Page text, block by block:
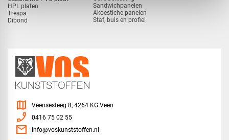
HPL platen
Trespa
Dibond
Sandwichpanelen
Akoestiche panelen
Staf, buis en profiel
map Veensesteeg 8, 4264 KG Veen
phone_enabled 0416 75 02 55
mail info@voskunststoffen.nl